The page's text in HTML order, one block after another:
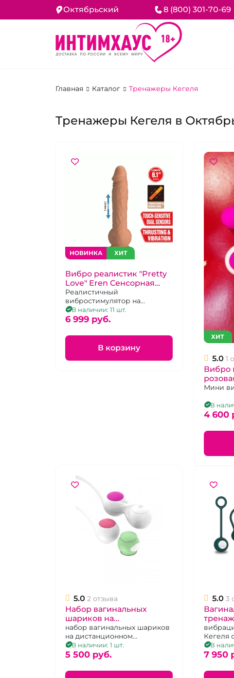
Октябрьский 8 (800) 301-70-69
Главная Каталог Тренажеры Кегеля
Тренажеры Кегеля в
НОВИНКА ХИТ
Вибро реалистик "Pretty
Love" Eren Cенсорная
технология
Реалистичный
вибростимулятор на
присоске с 5 режимами
вибрации и сенсорным
управлением
поступательных движений
В наличии: 11 шт.
6 999 pуб.
В корзину
ХИТ
5.0 1
Вибро
на
Мини
В
4 600
5.0 2 отзыва
Набор вагинальных
шариков на
дистанционном
управлении
набор вагинальных шариков
на дистанционном
управлении
В наличии: 1 шт.
5 500 pуб.
5.0 3
Town"
Кегеля
В
7 950